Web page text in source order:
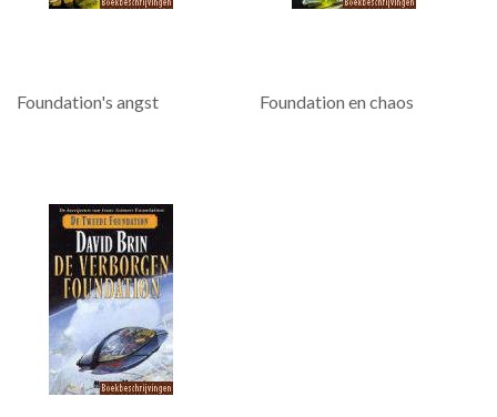
Foundation's angst Foundation en chaos